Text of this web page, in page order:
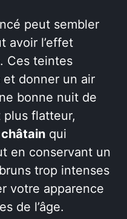
peut sembler
avoir l’effet
Ces teintes
et donner un air
bonne nuit de
flatteur,
qui
en conservant un
trop intenses
votre apparence
de l’âge.